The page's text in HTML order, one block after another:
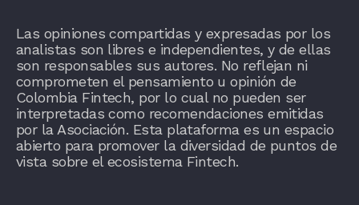
Las opiniones compartidas y expresadas por los
analistas son libres e independientes, y de ellas
son responsables sus autores. No reflejan ni
comprometen el pensamiento u opinión de
Colombia Fintech, por lo cual no pueden ser
interpretadas como recomendaciones emitidas
por la Asociación. Esta plataforma es un espacio
abierto para promover la diversidad de puntos de
vista sobre el ecosistema Fintech.